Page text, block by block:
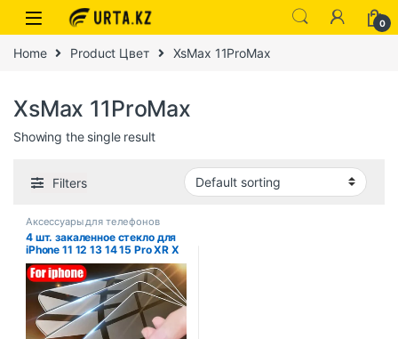
0
Home Product Цвет XsMax 11ProMax
XsMax 11ProMax
Showing the single result
Filters
Аксессуары для телефонов
4 шт. закаленное стекло для
iPhone 11 12 13 14 15 Pro XR X
XS Max Защитная пленка для
экрана для iPhone 12 13 Mini 7
8 6 Plus SE Glass